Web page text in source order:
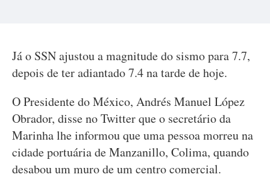
Já o SSN ajustou a magnitude do sismo para 7.7,
depois de ter adiantado 7.4 na tarde de hoje.
O Presidente do México, Andrés Manuel López
Obrador, disse no Twitter que o secretário da
Marinha lhe informou que uma pessoa morreu na
cidade portuária de Manzanillo, Colima, quando
desabou um muro de um centro comercial.